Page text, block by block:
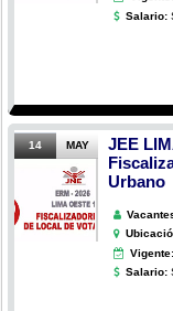
Salario:
14 MAY
JEE
Urbano
Vigente:
Salario: